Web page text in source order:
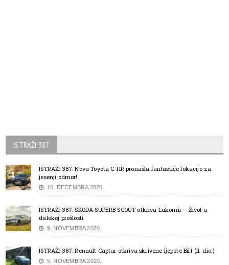
ISTRAŽI 387
ISTRAŽI 387: Nova Toyota C-HR pronašla fantastiče lokacije za
jesenji odmor!
10. DECEMBRA 2020.
ISTRAŽI 387: ŠKODA SUPERB SCOUT otkriva Lukomir – Život u
dalekoj prošlosti
9. NOVEMBRA 2020.
ISTRAŽI 387: Renault Captur otkriva skrivene ljepote BiH (II. dio.)
5. NOVEMBRA 2020.